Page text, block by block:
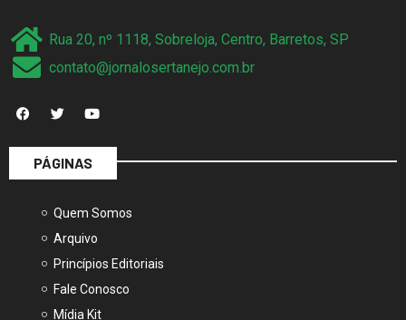
Rua 20, nº 1118, Sobreloja, Centro, Barretos, SP
contato@jornalosertanejo.com.br
PÁGINAS
Quem Somos
Arquivo
Princípios Editoriais
Fale Conosco
Mídia Kit